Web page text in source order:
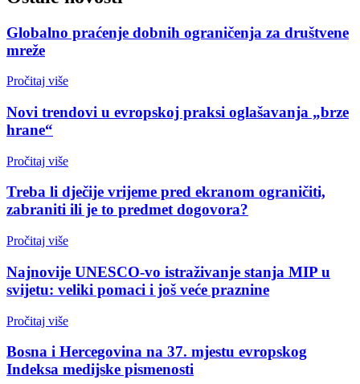
Globalno praćenje dobnih ograničenja za društvene
mreže
Pročitaj više
Novi trendovi u evropskoj praksi oglašavanja „brze
hrane“
Pročitaj više
Treba li dječije vrijeme pred ekranom ograničiti,
zabraniti ili je to predmet dogovora?
Pročitaj više
Najnovije UNESCO-vo istraživanje stanja MIP u
svijetu: veliki pomaci i još veće praznine
Pročitaj više
Bosna i Hercegovina na 37. mjestu evropskog
Indeksa medijske pismenosti